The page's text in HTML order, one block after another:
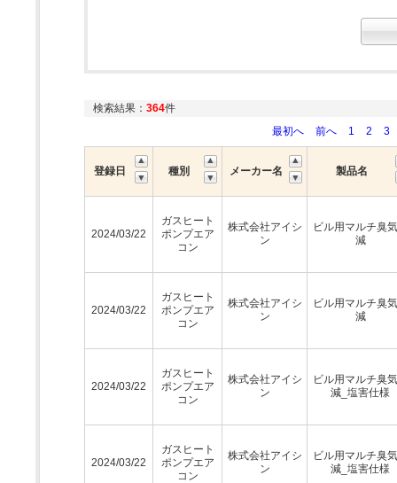
検索結果： 364件
最初へ
前へ 1 2 3
登録日 種別 メーカー名 製品名
2024/03/22
ガスヒート
ポンプエア
コン
株式会社アイシ
ン
ビル用マルチ臭
減
2024/03/22
ガスヒート
ポンプエア
コン
株式会社アイシ
ン
ビル用マルチ臭
減
2024/03/22
ガスヒート
ポンプエア
コン
株式会社アイシ
ン
ビル用マルチ臭
減_塩害仕様
2024/03/22
ガスヒート
ポンプエア
コン
株式会社アイシ
ン
ビル用マルチ臭
減_塩害仕様